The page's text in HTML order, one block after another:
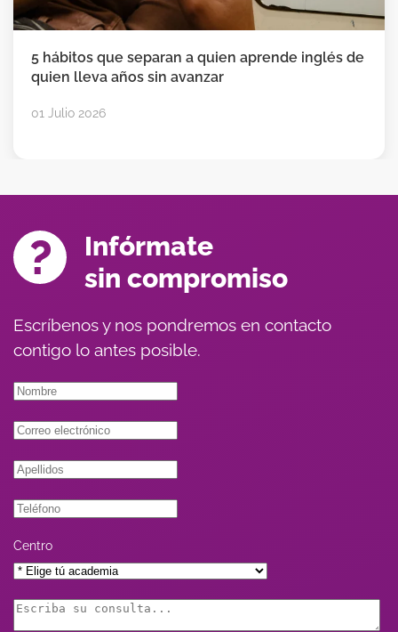
5 hábitos que separan a quien aprende inglés de
quien lleva años sin avanzar
01 Julio 2026
Infórmate
sin compromiso
Escríbenos y nos pondremos en contacto
contigo lo antes posible.
Centro